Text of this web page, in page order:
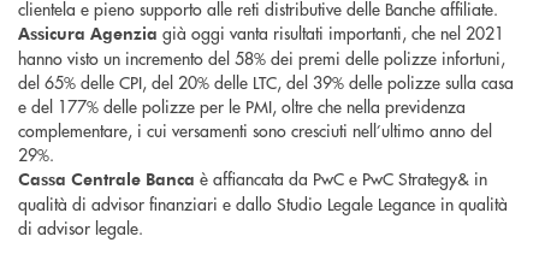
clientela e pieno supporto alle reti distributive delle Banche affiliate.
Assicura Agenzia già oggi vanta risultati importanti, che nel 2021
hanno visto un incremento del 58% dei premi delle polizze infortuni,
del 65% delle CPI, del 20% delle LTC, del 39% delle polizze sulla casa
e del 177% delle polizze per le PMI, oltre che nella previdenza
complementare, i cui versamenti sono cresciuti nell’ultimo anno del
29%.
Cassa Centrale Banca è affiancata da PwC e PwC Strategy& in
qualità di advisor finanziari e dallo Studio Legale Legance in qualità
di advisor legale.